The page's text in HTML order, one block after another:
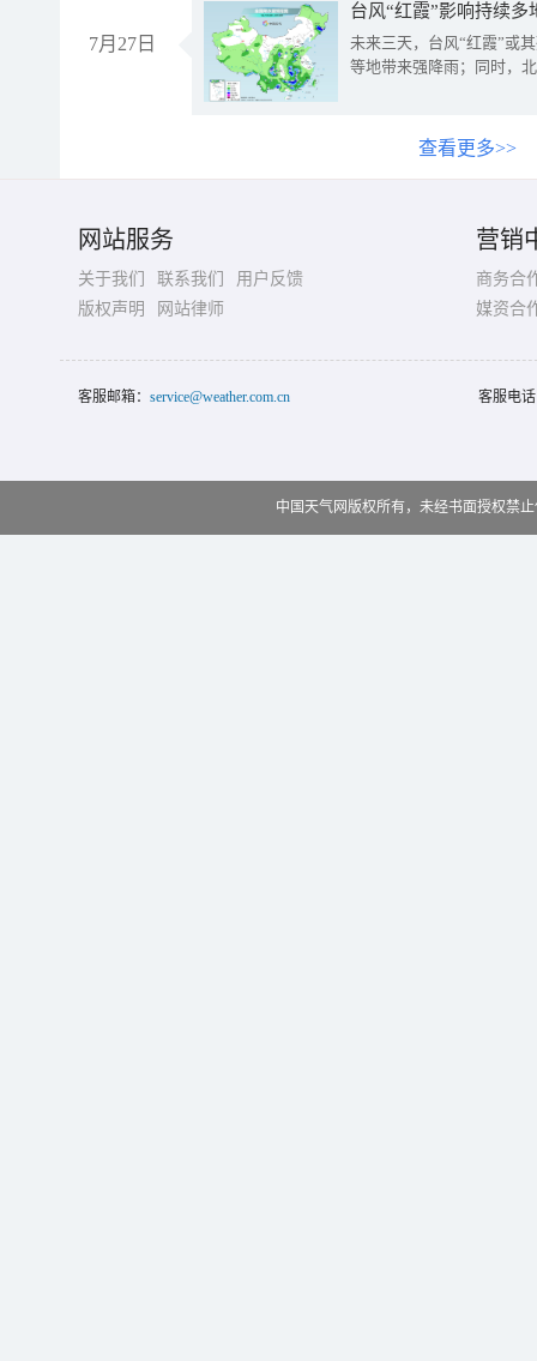
7月27日
台风“红霞”影响持续
未来三天，台风“红霞”或
等地带来强降雨；同时，
查看更多>>
网站服务
关于我们 联系我们
用户反馈
版权声明
网站律师
营销
商务合
媒资合
客服邮箱： service@weather.com.cn 客服电
中国天气网版权所有，未经书面授权